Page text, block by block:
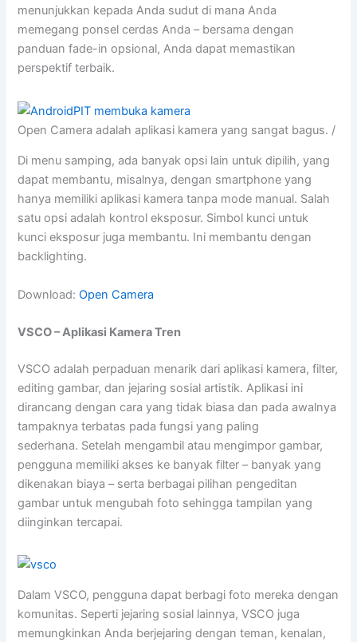
menunjukkan kepada Anda sudut di mana Anda
memegang ponsel cerdas Anda – bersama dengan
panduan fade-in opsional, Anda dapat memastikan
perspektif terbaik.
Open Camera adalah aplikasi kamera yang sangat bagus. /
Di menu samping, ada banyak opsi lain untuk dipilih, yang
dapat membantu, misalnya, dengan smartphone yang
hanya memiliki aplikasi kamera tanpa mode manual. Salah
satu opsi adalah kontrol eksposur. Simbol kunci untuk
kunci eksposur juga membantu. Ini membantu dengan
backlighting.
Download:Open Camera
VSCO – Aplikasi Kamera Tren
VSCO adalah perpaduan menarik dari aplikasi kamera, filter,
editing gambar, dan jejaring sosial artistik. Aplikasi ini
dirancang dengan cara yang tidak biasa dan pada awalnya
tampaknya terbatas pada fungsi yang paling
sederhana. Setelah mengambil atau mengimpor gambar,
pengguna memiliki akses ke banyak filter – banyak yang
dikenakan biaya – serta berbagai pilihan pengeditan
gambar untuk mengubah foto sehingga tampilan yang
diinginkan tercapai.
Dalam VSCO, pengguna dapat berbagi foto mereka dengan
komunitas. Seperti jejaring sosial lainnya, VSCO juga
memungkinkan Anda berjejaring dengan teman, kenalan,